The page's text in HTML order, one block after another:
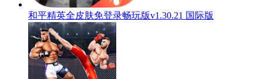
和平精英全皮肤免登录畅玩版v1.30.21 国际版